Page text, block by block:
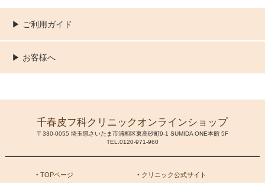
▶︎ ご利用ガイド
ご利用ガイド
決済／配送／送料について
取り扱い商品一覧
顧客情報の取扱について
特定商取引法の表記
▶︎ お客様へ
千春皮フ科クリニックオンラインショップ
〒330-0055 埼玉県さいたま市浦和区東高砂町9-1 SUMIDA ONE本館 5F
TEL.0120-971-960
‣ TOPページ ‣ クリニック公式サイト